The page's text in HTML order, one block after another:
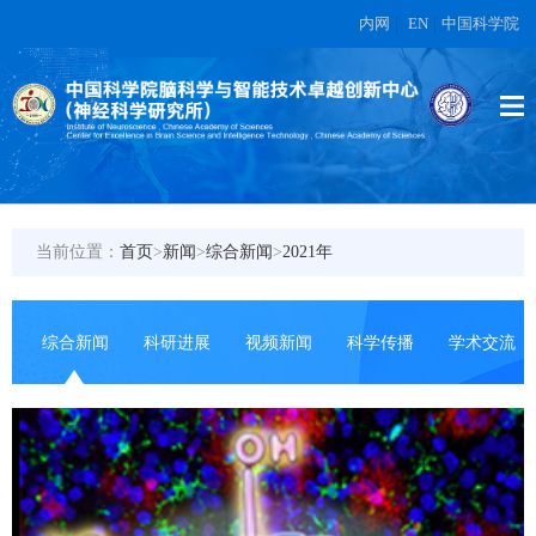
内网 EN 中国科学院
当前位置： 首页>新闻>综合新闻>2021年
综合新闻 科研进展 视频新闻 科学传播 学术交流